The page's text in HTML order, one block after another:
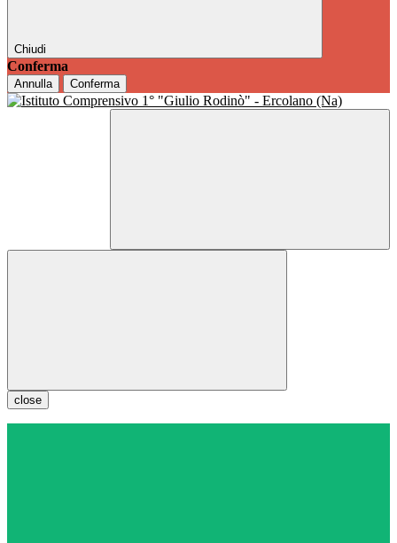
Chiudi
Conferma
Annulla Conferma
close